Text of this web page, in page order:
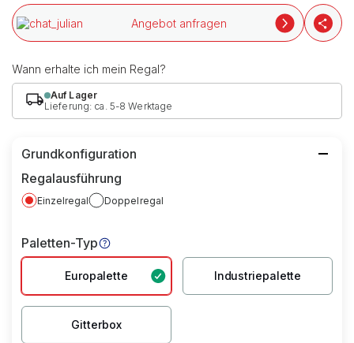
Angebot anfragen
Wann erhalte ich mein Regal?
Auf Lager
Lieferung: ca. 5-8 Werktage
Grundkonfiguration
Regalausführung
Einzelregal Doppelregal
Paletten-Typ
Europalette Industriepalette
Gitterbox